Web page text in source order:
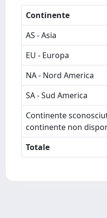
Continente
AS - Asia
EU - Europa
NA - Nord America
SA - Sud America
Continente
continente non
Totale